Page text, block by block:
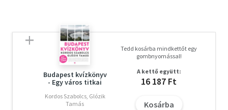
Budapest kvízkönyv
- Egy város titkai
Kordos Szabolcs, Glózik
Tamás
Tedd kosárba mindkettőt egy
gombnyomással!
A kettő együtt:
16 187 Ft
Kosárba